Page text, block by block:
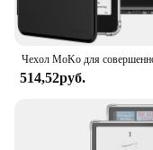
514,52руб.